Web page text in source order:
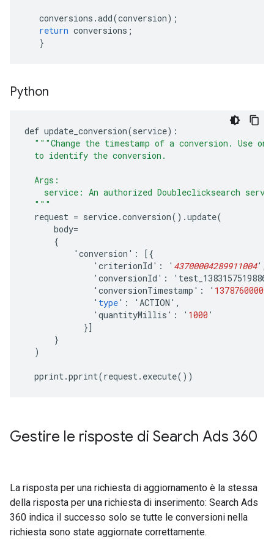
conversions .add(conversion);
return conversions ;
}
Python
def update_conversion(service):
"""Change the timestamp of a conversion. Use
  to identify the conversion.
  Args:
service: An authorized Doubleclicksearch
  """
request = service.conversion().update(
body=
{
' conversion ' :
[{
' criterionId ' : ' 43700004289911004' ,
' conversionId ' : ' test_1383157519886
' conversionTimestamp ' : '
' type' : ' ACTION ' ,
' quantityMillis ' : ' 1000 '
}]
}
)
pprint .pprint(request . execute())
Gestire le risposte di Search Ads 360
La risposta per una richiesta di aggiornamento è la stessa
della risposta per una richiesta di inserimento: Search Ads
360 indica il successo solo se tutte le conversioni nella
richiesta sono state aggiornate correttamente.